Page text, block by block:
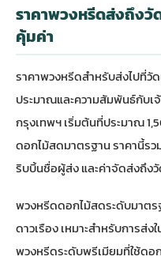
ราคาพวงหรีดส่งถึงวั
คุ้มค่า
ราคาพวงหรีดสำหรับส่งไปที่วั
ประมาณและความสัมพันธ์กับเ
กรุงเทพฯ เริ่มต้นที่ประมาณ
ดอกไม้สดมาตรฐาน ราคานี้ร
ริบบิ้นชื่อผู้ส่ง และค่าจัดส่งถึง
พวงหรีดดอกไม้สดระดับมาต
ดาวเรือง เหมาะสำหรับการส่
พวงหรีดระดับพรีเมียมที่ใช้ดอ